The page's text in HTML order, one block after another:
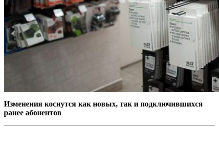
Изменения коснутся как новых, так и подключившихся
ранее абонентов